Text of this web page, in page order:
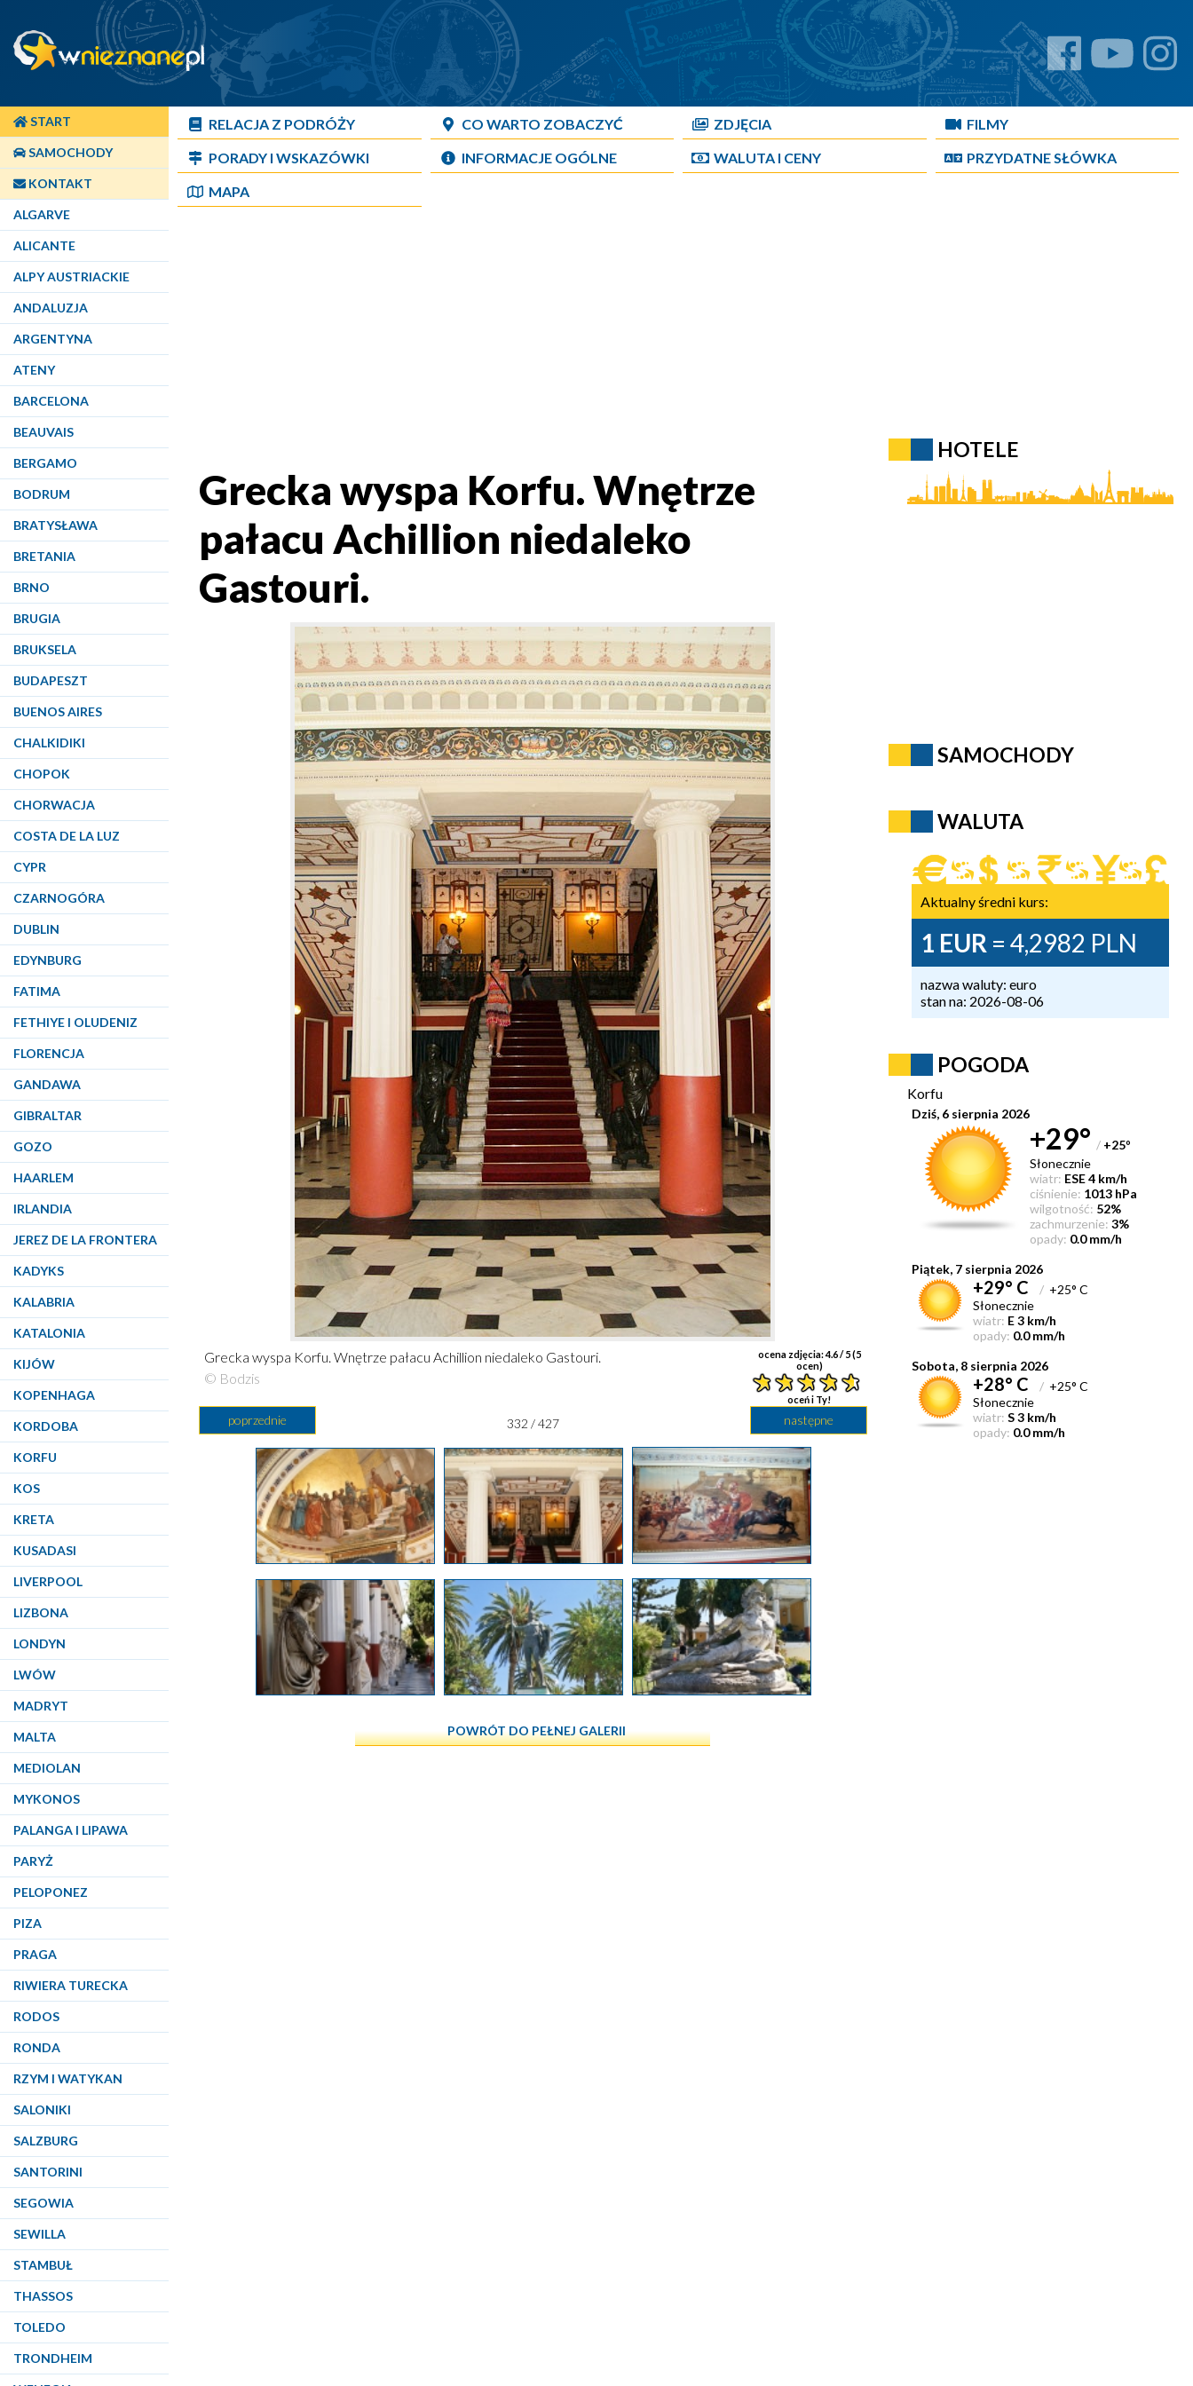
START
SAMOCHODY
KONTAKT
ALGARVE
ALICANTE
ALPY AUSTRIACKIE
ANDALUZJA
ARGENTYNA
ATENY
BARCELONA
BEAUVAIS
BERGAMO
BODRUM
BRATYSŁAWA
BRETANIA
BRNO
BRUGIA
BRUKSELA
BUDAPESZT
BUENOS AIRES
CHALKIDIKI
CHOPOK
CHORWACJA
COSTA DE LA LUZ
CYPR
CZARNOGÓRA
DUBLIN
EDYNBURG
FATIMA
FETHIYE I OLUDENIZ
FLORENCJA
GANDAWA
GIBRALTAR
GOZO
HAARLEM
IRLANDIA
JEREZ DE LA FRONTERA
KADYKS
KALABRIA
KATALONIA
KIJÓW
KOPENHAGA
KORDOBA
KORFU
KOS
KRETA
KUSADASI
LIVERPOOL
LIZBONA
LONDYN
LWÓW
MADRYT
MALTA
MEDIOLAN
MYKONOS
PALANGA I LIPAWA
PARYŻ
PELOPONEZ
PIZA
PRAGA
RIWIERA TURECKA
RODOS
RONDA
RZYM I WATYKAN
SALONIKI
SALZBURG
SANTORINI
SEGOWIA
SEWILLA
STAMBUŁ
THASSOS
TOLEDO
TRONDHEIM
RELACJA Z PODRÓŻY CO WARTO ZOBACZYĆ ZDJĘCIA
FILMY
PORADY I WSKAZÓWKI
INFORMACJE OGÓLNE WALUTA I CENY
PRZYDATNE SŁÓWKA
MAPA
Grecka wyspa Korfu. Wnętrze
pałacu Achillion niedaleko
Gastouri.
ocena zdjęcia:4.6/ 5 (5
ocen)
oceń i Ty!
Grecka wyspa Korfu. Wnętrze pałacu Achillion niedaleko Gastouri.
© Bodzis
poprzednie następne
332 / 427
POWRÓT DO PEŁNEJ GALERII
HOTELE
SAMOCHODY
WALUTA
Aktualny średni kurs:
1 EUR = 4,2982 PLN
nazwa waluty: euro
stan na: 2026-08-06
POGODA
Korfu
Dziś, 6 sierpnia 2026
+29° / +25°
Słonecznie
wiatr: ESE 4 km/h
ciśnienie: 1013 hPa
wilgotność: 52%
zachmurzenie: 3%
opady: 0.0 mm/h
Piątek, 7 sierpnia 2026
+29° C / +25° C
Słonecznie
wiatr: E 3 km/h
opady: 0.0 mm/h
Sobota, 8 sierpnia 2026
+28° C / +25° C
Słonecznie
wiatr: S 3 km/h
opady: 0.0 mm/h